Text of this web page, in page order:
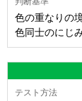
色の重なりの
色同士のにじ